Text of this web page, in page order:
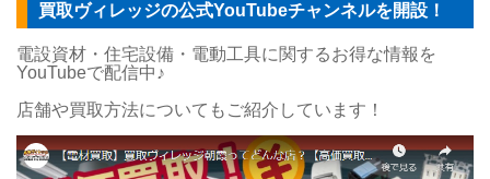
買取ヴィレッジの公式YouTubeチャンネルを開設！
電設資材・住宅設備・電動工具に関するお得な情報を
YouTubeで配信中♪
店舗や買取方法についてもご紹介しています！